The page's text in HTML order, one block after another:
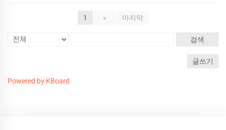
1 » 마지막
검색
글쓰기
Powered by KBoard